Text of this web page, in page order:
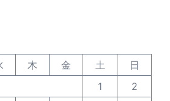
木 金 土
日
1
2